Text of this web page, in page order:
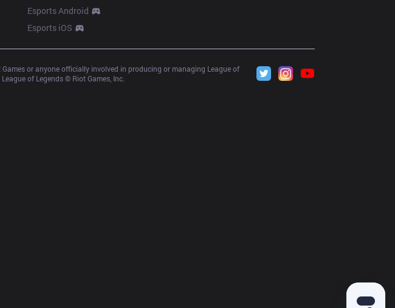
Esports Android
Esports iOS
Games or anyone officially involved in producing or managing League of
of Legends © Riot Games, Inc.